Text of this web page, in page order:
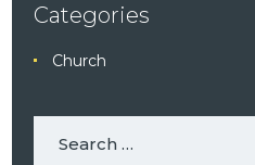
Categories
Church